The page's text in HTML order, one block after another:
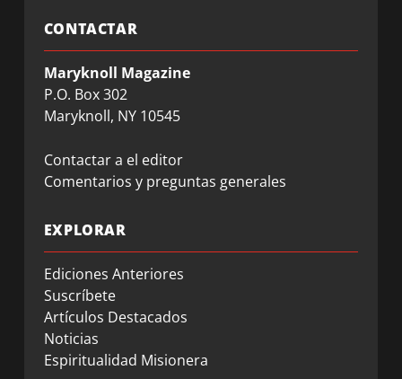
CONTACTAR
Maryknoll Magazine
P.O. Box 302
Maryknoll, NY 10545
Contactar a el editor
Comentarios y preguntas generales
EXPLORAR
Ediciones Anteriores
Suscríbete
Artículos Destacados
Noticias
Espiritualidad Misionera